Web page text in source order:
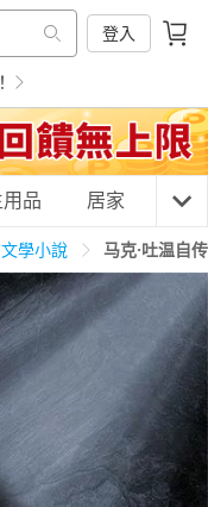
登入
保健 民生用品
閒 親子玩具
用品 居家 3C
文學小說 马克·吐温自